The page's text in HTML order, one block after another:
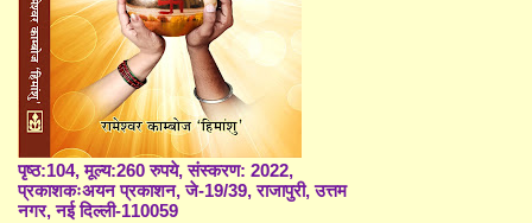
पृष्ठ:104, मूल्य:260 रुपये, संस्करण: 2022,
प्रकाशकःअयन प्रकाशन, जे-19/39, राजापुरी, उत्तम
नगर, नई दिल्ली-110059